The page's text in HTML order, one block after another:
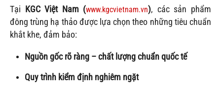
Tại KGC Việt Nam (www.kgcvietnam.vn), các sản phẩm
đông trùng hạ thảo được lựa chọn theo những tiêu chuẩn
khắt khe, đảm bảo:
Nguồn gốc rõ ràng – chất lượng chuẩn quốc tế
Quy trình kiểm định nghiêm ngặt